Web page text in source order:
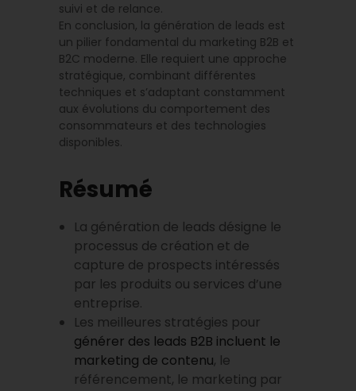
suivi et de relance.
En conclusion, la génération de leads est
un pilier fondamental du marketing B2B et
B2C moderne. Elle requiert une approche
stratégique, combinant différentes
techniques et s’adaptant constamment
aux évolutions du comportement des
consommateurs et des technologies
disponibles.
Résumé
La génération de leads désigne le
processus de création et de
capture de prospects intéressés
par les produits ou services d’une
entreprise.
Les meilleures stratégies pour
générer des leads B2B incluent le
marketing de contenu, le
référencement, le marketing par